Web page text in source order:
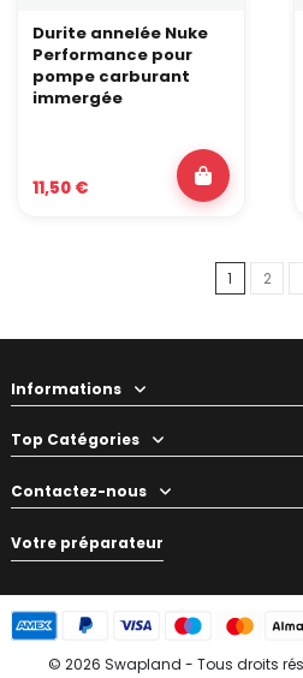
Durite annelée Nuke
Performance pour
pompe carburant
immergée
11,50 €
1 2
Informations
Top Catégories
Contactez-nous
Votre préparateur
© 2026 Swapland - Tous droits